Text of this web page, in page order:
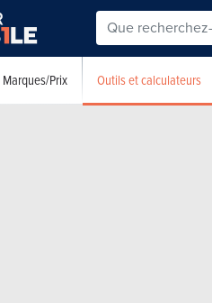
Marques/Prix Outils et calculateurs